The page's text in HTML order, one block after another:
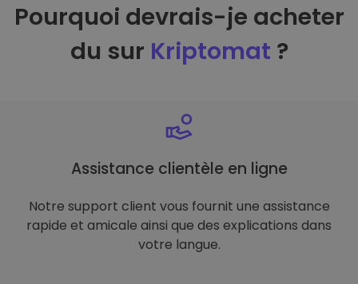
Pourquoi devrais-je acheter
du sur Kriptomat ?
Assistance clientèle en ligne
Notre support client vous fournit une assistance
rapide et amicale ainsi que des explications dans
votre langue.